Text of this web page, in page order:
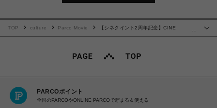
TOP culture Parco Movie
【シネクイント2周年記念】CINE
PARCOポイント
全国のPARCOやONLINE PARCOで貯まる＆使える